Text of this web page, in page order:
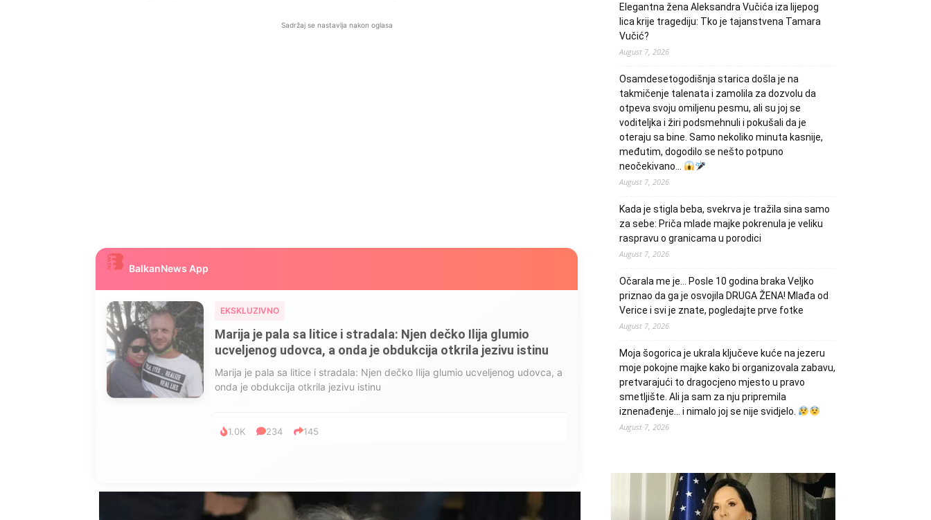
Sadržaj se nastavlja nakon oglasa
BalkanNews App
EKSKLUZIVNO
Marija je pala sa litice i stradala: Njen dečko Ilija glumio
ucveljenog udovca, a onda je obdukcija otkrila jezivu istinu
Marija je pala sa litice i stradala: Njen dečko Ilija glumio ucveljenog udovca, a
onda je obdukcija otkrila jezivu istinu
1.0K 234 145
Elegantna žena Aleksandra Vučića iza lijepog
lica krije tragediju: Tko je tajanstvena Tamara
Vučić?
August 7, 2026
Osamdesetogodišnja starica došla je na
takmičenje talenata i zamolila za dozvolu da
otpeva svoju omiljenu pesmu, ali su joj se
voditeljka i žiri podsmehnuli i pokušali da je
oteraju sa bine. Samo nekoliko minuta kasnije,
međutim, dogodilo se nešto potpuno
neočekivano…
August 7, 2026
Kada je stigla beba, svekrva je tražila sina samo
za sebe: Priča mlade majke pokrenula je veliku
raspravu o granicama u porodici
August 7, 2026
Očarala me je… Posle 10 godina braka Veljko
priznao da ga je osvojila DRUGA ŽENA! Mlađa od
Verice i svi je znate, pogledajte prve fotke
August 7, 2026
Moja šogorica je ukrala ključeve kuće na jezeru
moje pokojne majke kako bi organizovala zabavu,
pretvarajući to dragocjeno mjesto u pravo
smetljište. Ali ja sam za nju pripremila
iznenađenje… i nimalo joj se nije svidjelo.
August 7, 2026